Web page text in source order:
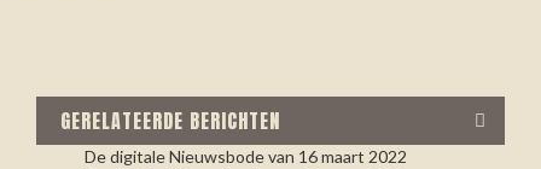
GERELATEERDE BERICHTEN
De digitale Nieuwsbode van 16 maart 2022